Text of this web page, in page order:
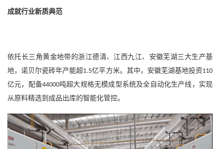
成就行业新质典范
依托长三角黄金地带的浙江德清、江西九江、安徽芜湖三大生产基
地，诺贝尔瓷砖年产能超1.5亿平方米。其中，安徽芜湖基地投资110
亿元，配备44000吨超大规格无模成型系统及全自动化生产线，实现
从原料精选到成品出库的智能化管控。